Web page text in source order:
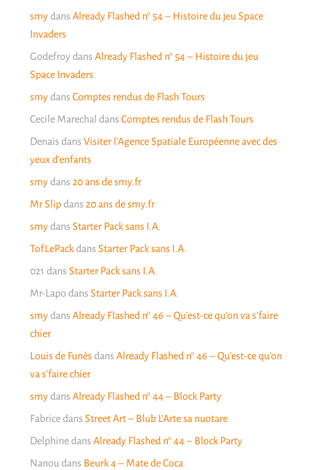
smydans Already Flashed n° 54 – Histoire du jeu Space
Invaders
Godefroydans Already Flashed n° 54 – Histoire du jeu
Space Invaders
smydans Comptes rendus de Flash Tours
Cecile Marechal dans Comptes rendus de Flash Tours
Denais dans Visiter l’Agence Spatiale Européenne avec des
yeux d’enfants
smydans 20 ans de smy.fr
Mr Slipdans 20 ans de smy.fr
smydans Starter Pack sans I.A.
TofLePackdans Starter Pack sans I.A.
021 dans Starter Pack sans I.A.
Mr-Lapo dans Starter Pack sans I.A.
smydans Already Flashed n° 46 – Qu’est-ce qu’on va s’faire
chier
Louis de Funèsdans Already Flashed n° 46 – Qu’est-ce qu’on
va s’faire chier
smydans Already Flashed n° 44 – Block Party
Fabricedans Street Art – Blub L’Arte sa nuotare
Delphinedans Already Flashed n° 44 – Block Party
Nanou dans Beurk 4 – Mate de Coca